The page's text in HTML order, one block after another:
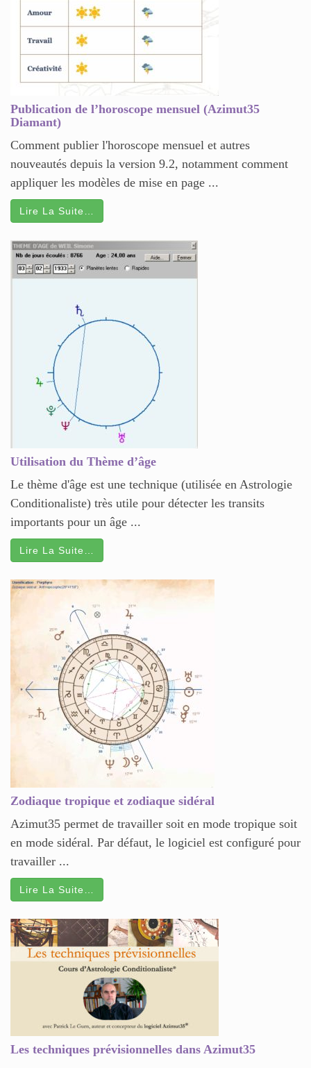
Publication de l’horoscope mensuel (Azimut35
Diamant)
Comment publier l'horoscope mensuel et autres
nouveautés depuis la version 9.2, notamment comment
appliquer les modèles de mise en page ...
Lire La Suite…
Utilisation du Thème d’âge
Le thème d'âge est une technique (utilisée en Astrologie
Conditionaliste) très utile pour détecter les transits
importants pour un âge ...
Lire La Suite…
Zodiaque tropique et zodiaque sidéral
Azimut35 permet de travailler soit en mode tropique soit
en mode sidéral. Par défaut, le logiciel est configuré pour
travailler ...
Lire La Suite…
Les techniques prévisionnelles dans Azimut35